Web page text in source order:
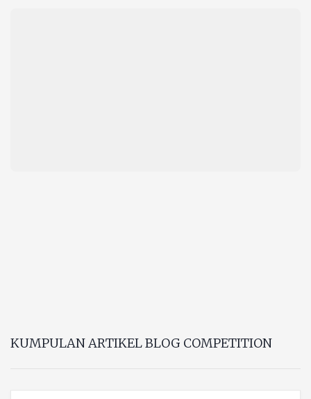
KUMPULAN ARTIKEL BLOG COMPETITION